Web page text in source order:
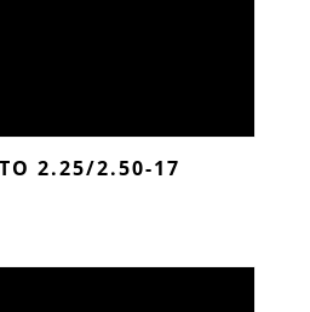
2.25/2.50-17